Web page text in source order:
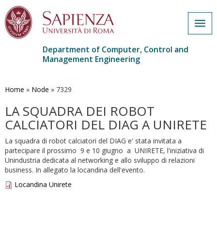
main
Department of Computer, Control and
Management Engineering
Home » Node » 7329
LA SQUADRA DEI ROBOT
CALCIATORI DEL DIAG A UNIRETE
La squadra di robot calciatori del DIAG e' stata invitata a
partecipare il prossimo 9 e 10 giugno a UNIRETE, l'iniziativa di
Unindustria dedicata al networking e allo sviluppo di relazioni
business. In allegato la locandina dell'evento.
Locandina Unirete